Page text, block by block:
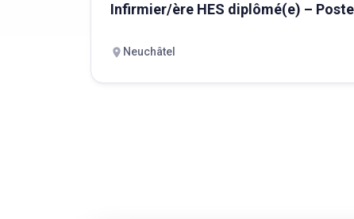
Infirmier/ère HES diplômé(e) –
Neuchâtel